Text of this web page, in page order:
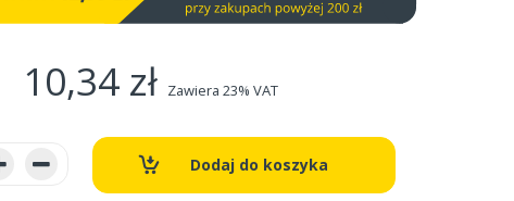
10,34 zł Zawiera 23% VAT
Dodaj do koszyka